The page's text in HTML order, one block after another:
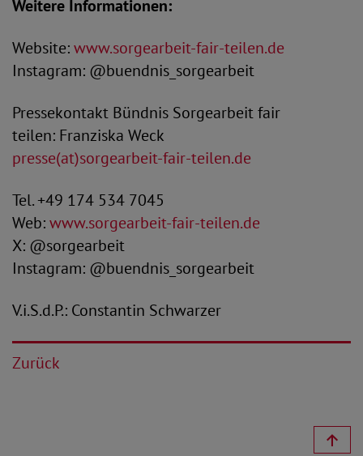
Weitere Informationen:
Website:www.sorgearbeit-fair-teilen.de
Instagram: @buendnis_sorgearbeit
Pressekontakt Bündnis Sorgearbeit fair
teilen: Franziska Weck
presse(at)sorgearbeit-fair-teilen.de
Tel. +49 174 534 7045
Web:www.sorgearbeit-fair-teilen.de
X: @sorgearbeit
Instagram: @buendnis_sorgearbeit
V.i.S.d.P.: Constantin Schwarzer
Zurück